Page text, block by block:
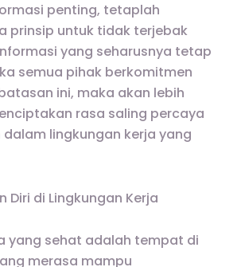
penting, tetaplah
prinsip untuk tidak terjebak
yang seharusnya tetap
semua pihak berkomitmen
ini, maka akan lebih
rasa saling percaya
lingkungan kerja yang
Diri di Lingkungan Kerja
yang sehat adalah tempat di
merasa mampu